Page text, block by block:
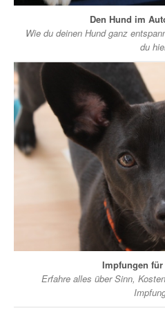
Den Hund im
Wie du deinen Hund ganz
du
Impfungen für
Erfahre alles über Sinn,